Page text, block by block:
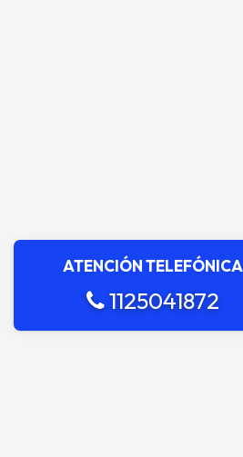
ATENCIÓN TELEFÓNICA
1125041872